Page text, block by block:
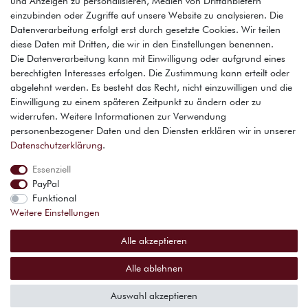
Kostenloser Versand (Inseln Aufpreis)
14 Tage Rückgaberecht
Shop
Mein Konto
Service
Daten­schutz­erklärung
einzubinden oder Zugriffe auf unsere Website zu analysieren. Die
Datenverarbeitung erfolgt erst durch gesetzte Cookies. Wir teilen
diese Daten mit Dritten, die wir in den Einstellungen benennen.
Die Datenverarbeitung kann mit Einwilligung oder aufgrund eines
berechtigten Interesses erfolgen. Die Zustimmung kann erteilt oder
abgelehnt werden. Es besteht das Recht, nicht einzuwilligen und die
Einwilligung zu einem späteren Zeitpunkt zu ändern oder zu
widerrufen. Weitere Informationen zur Verwendung
personenbezogener Daten und den Diensten erklären wir in unserer
Daten­schutz­erklärung.
Essenziell
PayPal
Funktional
Weitere Einstellungen
Alle akzeptieren
Alle ablehnen
Auswahl akzeptieren